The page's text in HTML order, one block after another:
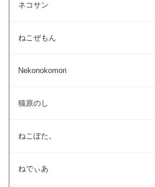
ネコサン
ねこぜもん
Nekonokomori
猫原のし
ねこぽた。
ねでぃあ